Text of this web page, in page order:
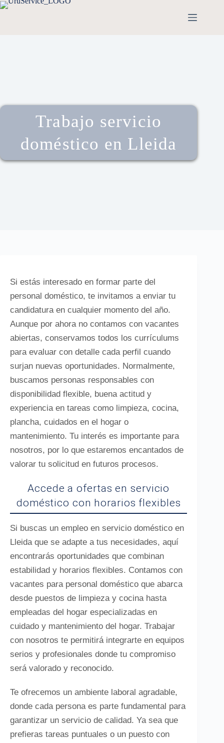
Trabajo servicio
doméstico en Lleida
Si estás interesado en formar parte del
personal doméstico, te invitamos a enviar tu
candidatura en cualquier momento del año.
Aunque por ahora no contamos con vacantes
abiertas, conservamos todos los currículums
para evaluar con detalle cada perfil cuando
surjan nuevas oportunidades. Normalmente,
buscamos personas responsables con
disponibilidad flexible, buena actitud y
experiencia en tareas como limpieza, cocina,
plancha, cuidados en el hogar o
mantenimiento. Tu interés es importante para
nosotros, por lo que estaremos encantados de
valorar tu solicitud en futuros procesos.
Accede a ofertas en servicio
doméstico con horarios flexibles
Si buscas un empleo en servicio doméstico en
Lleida que se adapte a tus necesidades, aquí
encontrarás oportunidades que combinan
estabilidad y horarios flexibles. Contamos con
vacantes para personal doméstico que abarca
desde puestos de limpieza y cocina hasta
empleadas del hogar especializadas en
cuidado y mantenimiento del hogar. Trabajar
con nosotros te permitirá integrarte en equipos
serios y profesionales donde tu compromiso
será valorado y reconocido.
Te ofrecemos un ambiente laboral agradable,
donde cada persona es parte fundamental para
garantizar un servicio de calidad. Ya sea que
prefieras tareas puntuales o un puesto con